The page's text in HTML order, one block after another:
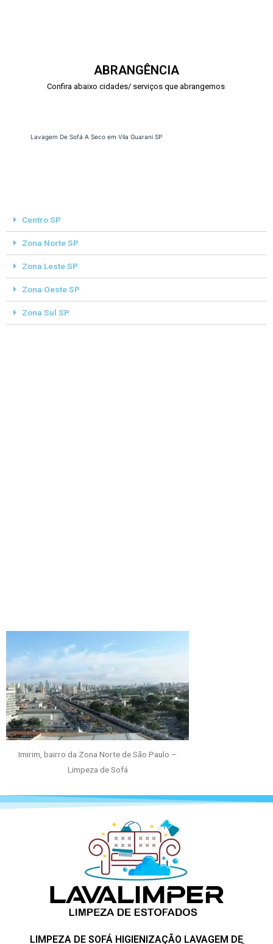
ABRANGÊNCIA
Confira abaixo cidades/ serviços que abrangemos
Lavagem De Sofá A Seco em Vila Guarani SP
Centro SP
Zona Norte SP
Zona Leste SP
Zona Oeste SP
Zona Sul SP
Imirim, bairro da Zona Norte de São Paulo –
Limpeza de Sofá
LIMPEZA DE SOFÁ HIGIENIZAÇÃO LAVAGEM DE